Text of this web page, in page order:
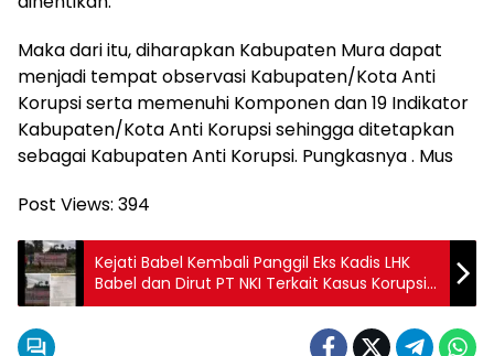
Maka dari itu, diharapkan Kabupaten Mura dapat
menjadi tempat observasi Kabupaten/Kota Anti
Korupsi serta memenuhi Komponen dan 19 Indikator
Kabupaten/Kota Anti Korupsi sehingga ditetapkan
sebagai Kabupaten Anti Korupsi. Pungkasnya . Mus
Post Views: 394
Kejati Babel Kembali Panggil Eks Kadis LHK
Babel dan Dirut PT NKI Terkait Kasus Korupsi
Lahan 1.500 Hektar